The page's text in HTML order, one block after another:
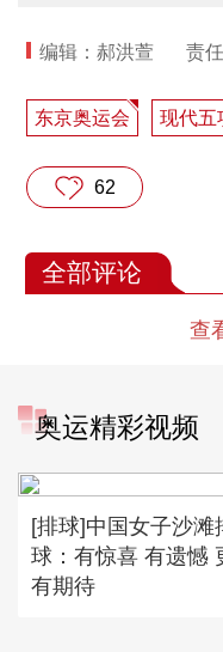
编辑：郝洪萱 责
东京奥运会 现代五
62
全部评论
查
奥运精彩视频
[排球]中国女子沙滩
球：有惊喜 有遗憾
有期待